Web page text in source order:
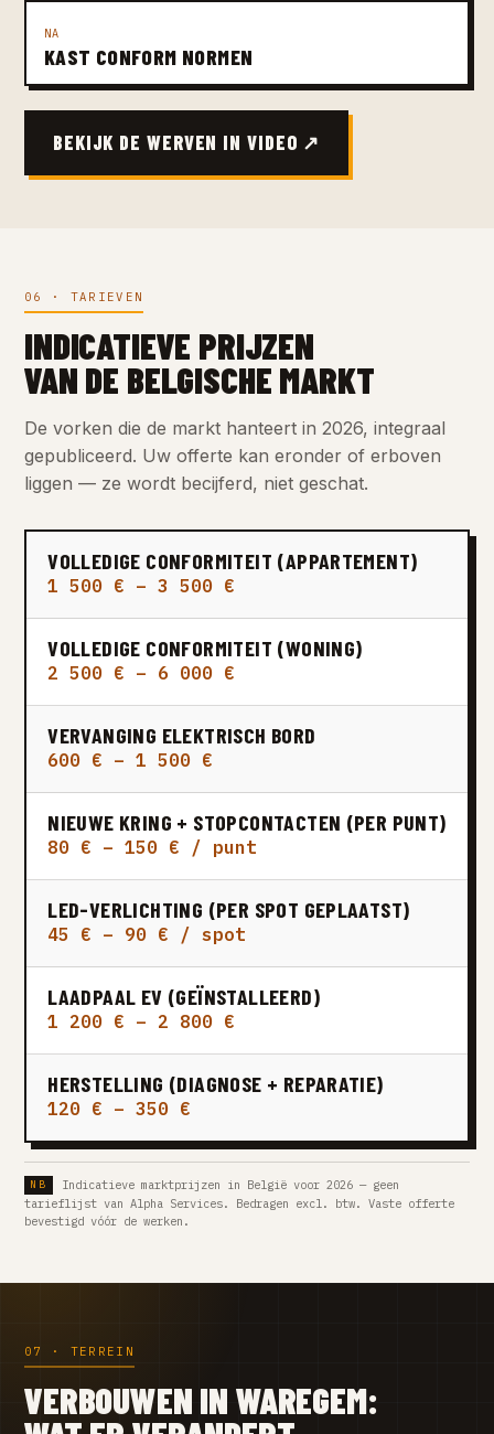
NA
KAST CONFORM NORMEN
BEKIJK DE WERVEN IN VIDEO ↗
06 · TARIEVEN
INDICATIEVE PRIJZEN
VAN DE BELGISCHE MARKT
De vorken die de markt hanteert in 2026, integraal
gepubliceerd. Uw offerte kan eronder of erboven
liggen — ze wordt becijferd, niet geschat.
VOLLEDIGE CONFORMITEIT (APPARTEMENT)
1 500 € – 3 500 €
VOLLEDIGE CONFORMITEIT (WONING)
2 500 € – 6 000 €
VERVANGING ELEKTRISCH BORD
600 € – 1 500 €
NIEUWE KRING + STOPCONTACTEN (PER PUNT)
80 € – 150 € / punt
LED-VERLICHTING (PER SPOT GEPLAATST)
45 € – 90 € / spot
LAADPAAL EV (GEÏNSTALLEERD)
1 200 € – 2 800 €
HERSTELLING (DIAGNOSE + REPARATIE)
120 € – 350 €
Indicatieve marktprijzen in België voor 2026 — geen
tarieflijst van Alpha Services. Bedragen excl. btw. Vaste offerte
bevestigd vóór de werken.
07 · TERREIN
VERBOUWEN IN WAREGEM: